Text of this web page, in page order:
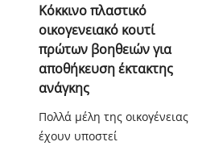
Κόκκινο πλαστικό
οικογενειακό κουτί
πρώτων βοηθειών για
αποθήκευση έκτακτης
ανάγκης
Πολλά μέλη της οικογένειας
έχουν υποστεί